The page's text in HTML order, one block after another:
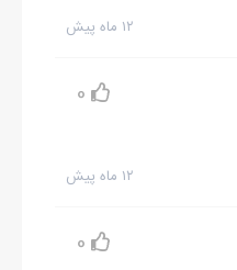
۱۲ ماه پیش
0
۱۲ ماه پیش
0